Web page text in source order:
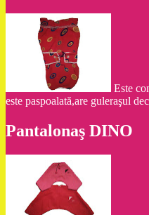
Este
este paspoalată,are guleraşul
Pantalonaş DINO